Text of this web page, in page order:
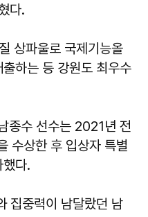
다.
상파울로 국제기능올
하는 등 강원도 최우수
종수 선수는 2021년 전
수상한 후 입상자 특별
다.
집중력이 남달랐던 남